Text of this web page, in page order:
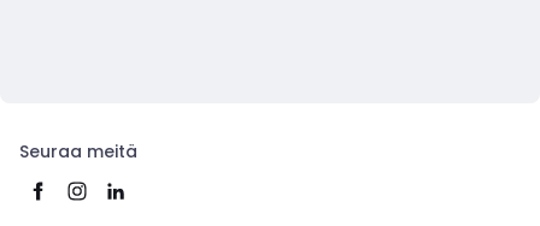
Seuraa meitä